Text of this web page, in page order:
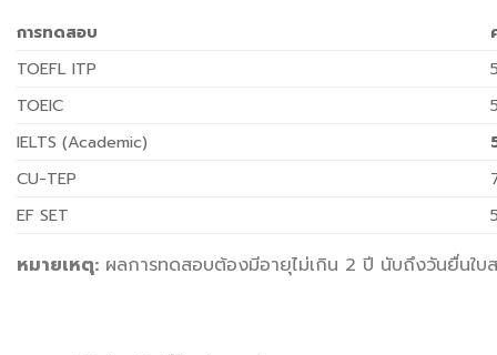
การทดสอบ
TOEFL ITP
TOEIC
IELTS (Academic)
CU-TEP
EF SET
หมายเหตุ: ผลการทดสอบต้องมีอายุไม่เกิน 2 ปี นับถึงวันยื่นใบ